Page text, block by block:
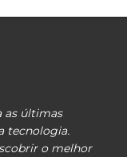
as últimas
tecnologia.
o melhor